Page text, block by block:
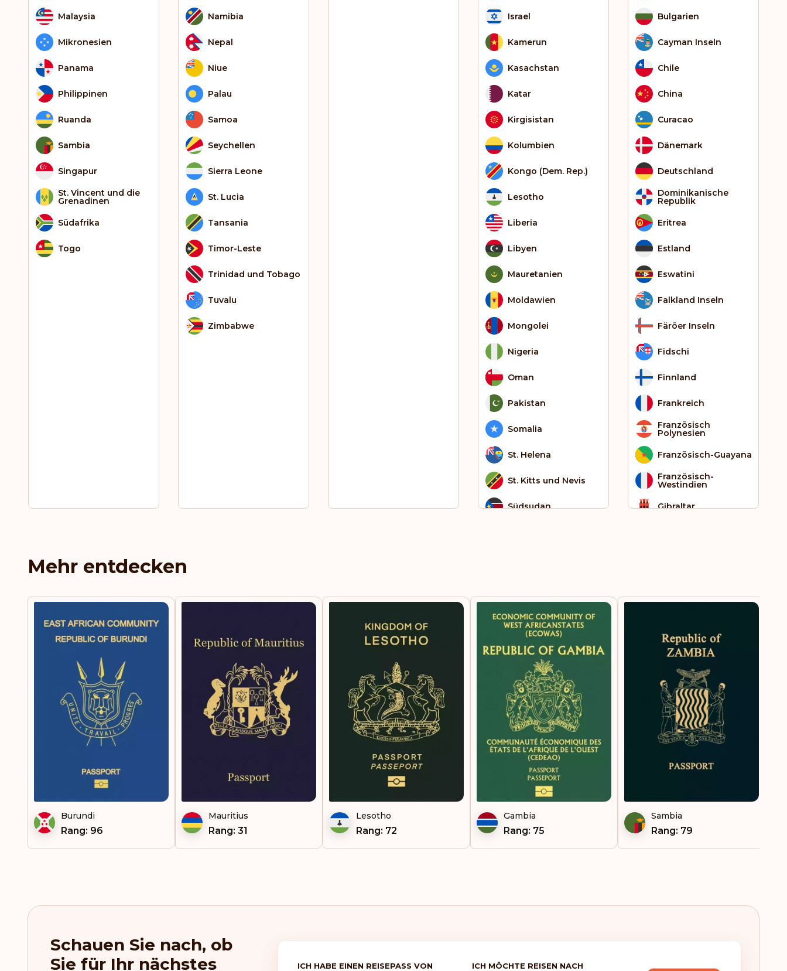
Malaysia
Mikronesien
Panama
Philippinen
Ruanda
Sambia
Singapur
St. Vincent und die
Grenadinen
Südafrika
Togo
Namibia
Nepal
Niue
Palau
Samoa
Seychellen
Sierra Leone
St. Lucia
Tansania
Timor-Leste
Trinidad und Tobago
Tuvalu
Zimbabwe
Israel
Kamerun
Kasachstan
Katar
Kirgisistan
Kolumbien
Kongo (Dem. Rep.)
Lesotho
Liberia
Libyen
Mauretanien
Moldawien
Mongolei
Nigeria
Oman
Pakistan
Somalia
St. Helena
St. Kitts und Nevis
Südsudan
Uganda
Vanuatu
Vereinigte Arabische
Emirate
Vietnam
Bulgarien
Cayman Inseln
Chile
China
Curacao
Dänemark
Deutschland
Dominikanische
Republik
Eritrea
Estland
Eswatini
Falkland Inseln
Färöer Inseln
Fidschi
Finnland
Frankreich
Französisch
Polynesien
Französisch-Guayana
Französisch-
Westindien
Gibraltar
Guam
Irland
Island
Italien
Jamaika
Jemen
Mehr entdecken
Burundi
Rang: 96
Mauritius
Rang: 31
Lesotho
Rang: 72
Gambia
Rang: 75
Sambia
Rang: 79
Schauen Sie nach, ob
Sie für Ihr nächstes
ICH HABE EINEN REISEPASS VON ICH MÖCHTE REISEN NACH